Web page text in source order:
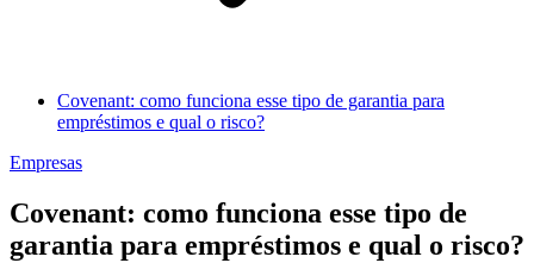
Covenant: como funciona esse tipo de garantia para
empréstimos e qual o risco?
Empresas
Covenant: como funciona esse tipo de
garantia para empréstimos e qual o risco?